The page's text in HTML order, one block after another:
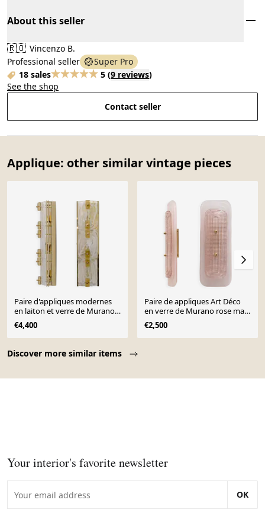
About this seller
🇷🇴 Vincenzo B.
Professional seller
Super Pro
18 sales
5 (9 reviews)
See the shop
Contact seller
Applique: other similar vintage pieces
Discover more similar items
Paire d'appliques modernes
en laiton et verre de Murano
blanc laiteux et verre ambré
€4,400
Paire de appliques Art Déco
en verre de Murano rose mat
et brillant et en laiton
€2,500
Your interior's favorite newsletter
OK